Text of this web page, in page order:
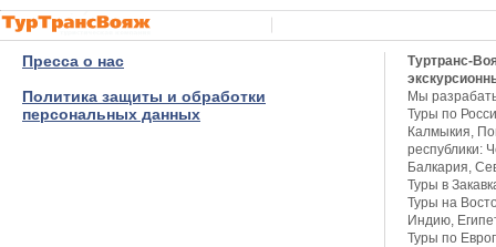
Пресса о нас
Политика защиты и обработки
персональных данных
Туртранс-
Мы
Туры по
Калмыкия,
республики:
Балкария,
Туры в
Туры на
Индию,
Туры по